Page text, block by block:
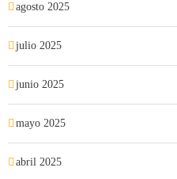
agosto 2025
julio 2025
junio 2025
mayo 2025
abril 2025